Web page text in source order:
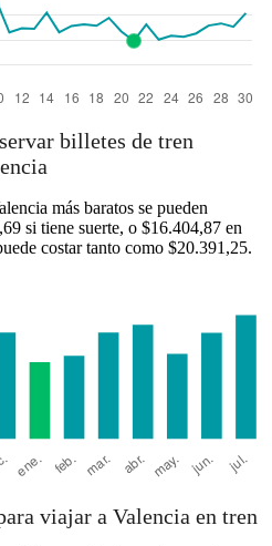
billetes de tren
más baratos se pueden
si tiene suerte, o $16.404,87 en
costar tanto como $20.391,25.
viajar a Valencia en tren